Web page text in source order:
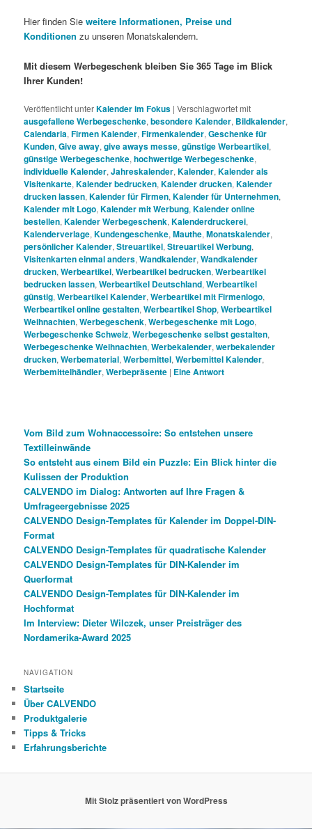
Hier finden Sieweitere Informationen, Preise und
Konditionen zu unseren Monatskalendern.
Mit diesem Werbegeschenk bleiben Sie 365 Tage im Blick
Ihrer Kunden!
Veröffentlicht unterKalender im Fokus |Verschlagwortet mit
ausgefallene Werbegeschenke,besondere Kalender, Bildkalender,
Calendaria,Firmen Kalender,Firmenkalender,Geschenke für
Kunden,Give away,give aways messe,günstige Werbeartikel,
günstige Werbegeschenke,hochwertige Werbegeschenke,
individuelle Kalender,Jahreskalender,Kalender,Kalender als
Visitenkarte,Kalender bedrucken,Kalender drucken,Kalender
drucken lassen,Kalender für Firmen,Kalender für Unternehmen,
Kalender mit Logo,Kalender mit Werbung,Kalender online
bestellen,Kalender Werbegeschenk,Kalenderdruckerei,
Kalenderverlage,Kundengeschenke,Mauthe,Monatskalender,
persönlicher Kalender,Streuartikel,Streuartikel Werbung,
Visitenkarten einmal anders,Wandkalender,Wandkalender
drucken,Werbeartikel,Werbeartikel bedrucken,Werbeartikel
bedrucken lassen,Werbeartikel Deutschland,Werbeartikel
günstig,Werbeartikel Kalender,Werbeartikel mit Firmenlogo,
Werbeartikel online gestalten,Werbeartikel Shop,Werbeartikel
Weihnachten,Werbegeschenk,Werbegeschenke mit Logo,
Werbegeschenke Schweiz,Werbegeschenke selbst gestalten,
Werbegeschenke Weihnachten,Werbekalender,werbekalender
drucken,Werbematerial,Werbemittel,Werbemittel Kalender,
Werbemittelhändler,Werbepräsente | EineAntwort
Vom Bild zum Wohnaccessoire: So entstehen unsere
Textilleinwände
So entsteht aus einem Bild ein Puzzle: Ein Blick hinter die
Kulissen der Produktion
CALVENDO im Dialog: Antworten auf Ihre Fragen &
Umfrageergebnisse 2025
CALVENDO Design-Templates für Kalender im Doppel-DIN-
Format
CALVENDO Design-Templates für quadratische Kalender
CALVENDO Design-Templates für DIN-Kalender im
Querformat
CALVENDO Design-Templates für DIN-Kalender im
Hochformat
Im Interview: Dieter Wilczek, unser Preisträger des
Nordamerika-Award 2025
NAVIGATION
Startseite
Über CALVENDO
Produktgalerie
Tipps & Tricks
Erfahrungsberichte
Mit Stolz präsentiert von WordPress